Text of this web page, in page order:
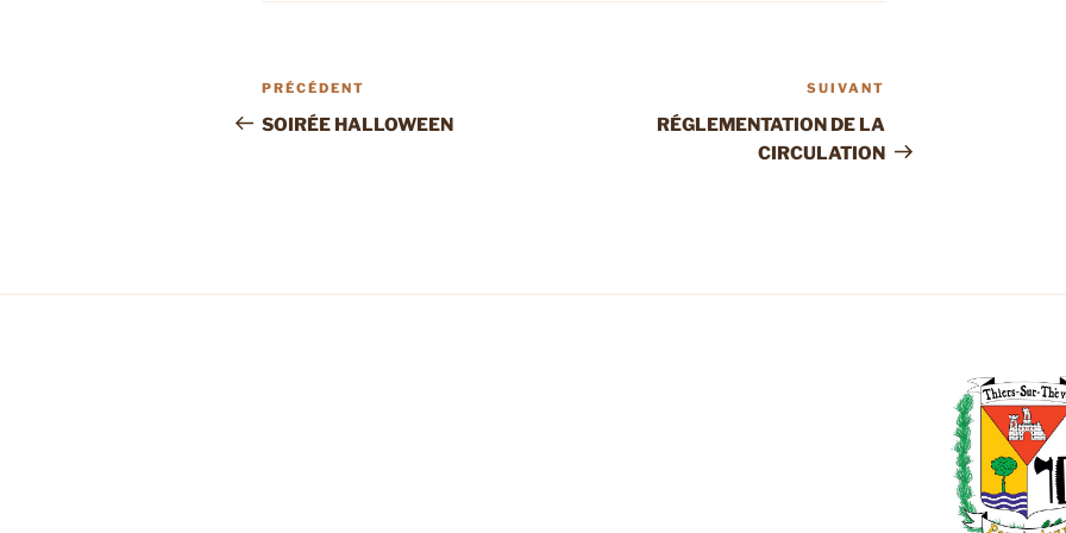
Navigation
de
Article
précédent
PRÉCÉDENT
SOIRÉE HALLOWEEN
SUIVANT
RÉGLEMENTATION DE LA
CIRCULATION